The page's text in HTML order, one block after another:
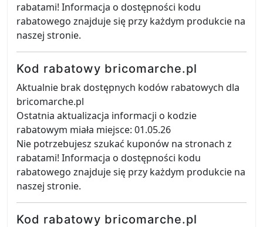
rabatami! Informacja o dostępności kodu
rabatowego znajduje się przy każdym produkcie na
naszej stronie.
Kod rabatowy bricomarche.pl
Aktualnie brak dostępnych kodów rabatowych dla
bricomarche.pl
Ostatnia aktualizacja informacji o kodzie
rabatowym miała miejsce: 01.05.26
Nie potrzebujesz szukać kuponów na stronach z
rabatami! Informacja o dostępności kodu
rabatowego znajduje się przy każdym produkcie na
naszej stronie.
Kod rabatowy bricomarche.pl